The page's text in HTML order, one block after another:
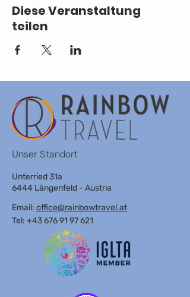
Diese Veranstaltung
teilen
Unser Standort
Unterried 31a
6444 Längenfeld - Austria
Email: office@rainbowtravel.at
Tel: +43 676 91 97 621